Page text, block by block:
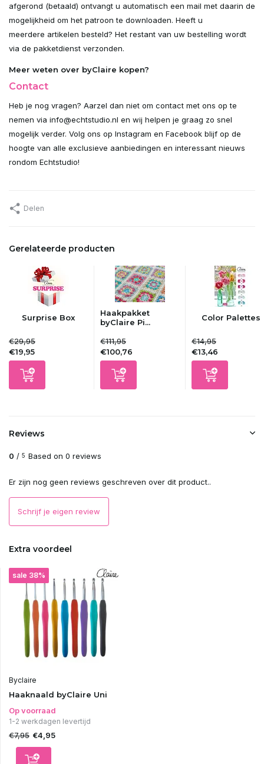
afgerond (betaald) ontvangt u automatisch een mail met daarin de
mogelijkheid om het patroon te downloaden. Heeft u
meerdere artikelen besteld? Het restant van uw bestelling wordt
via de pakketdienst verzonden.
Meer weten over byClaire kopen?
Contact
Heb je nog vragen? Aarzel dan niet om contact met ons op te
nemen via info@echtstudio.nl en wij helpen je graag zo snel
mogelijk verder. Volg ons op Instagram en Facebook blijf op de
hoogte van alle exclusieve aanbiedingen en interessant nieuws
rondom Echtstudio!
Delen
Gerelateerde producten
Surprise Box
€29,95
€19,95
Haakpakket
byClaire Pi...
€111,95
€100,76
Color Palettes
€14,95
€13,46
Reviews
0 / 5 Based on 0 reviews
Er zijn nog geen reviews geschreven over dit product..
Schrijf je eigen review
Extra voordeel
sale 38%
Byclaire
Haaknaald byClaire Uni
Op voorraad
1-2 werkdagen levertijd
€7,95 €4,95